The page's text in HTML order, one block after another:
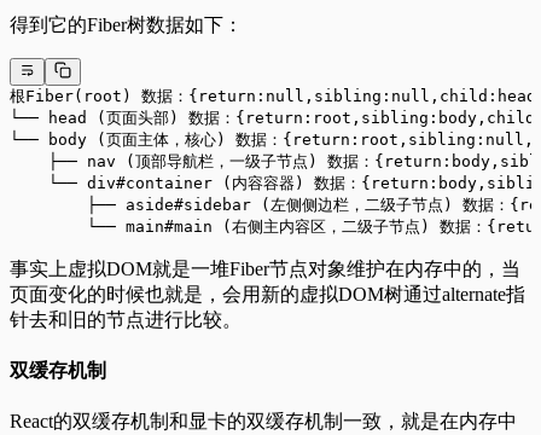
得到它的Fiber树数据如下：
根Fiber(root) 数据：
└── head (页面头部) 数据：
└── body (页面主体，核心) 数据：
├── nav (顶部导航栏，一级子节点) 数据：
└── div#container (内容容器) 数据：
├── aside#sidebar (左侧侧边栏，二级子节点) 数据
└── main#main (右侧主内容区，二级子节点) 数据：
事实上虚拟DOM就是一堆Fiber节点对象维护在内存中的，当
页面变化的时候也就是，会用新的虚拟DOM树通过alternate指
针去和旧的节点进行比较。
双缓存机制
React的双缓存机制和显卡的双缓存机制一致，就是在内存中